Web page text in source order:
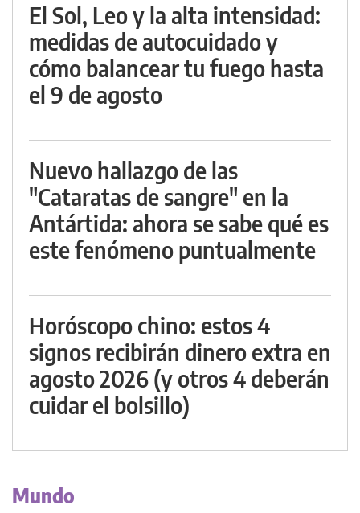
El Sol, Leo y la alta intensidad:
medidas de autocuidado y
cómo balancear tu fuego hasta
el 9 de agosto
Nuevo hallazgo de las
"Cataratas de sangre" en la
Antártida: ahora se sabe qué es
este fenómeno puntualmente
Horóscopo chino: estos 4
signos recibirán dinero extra en
agosto 2026 (y otros 4 deberán
cuidar el bolsillo)
Mundo